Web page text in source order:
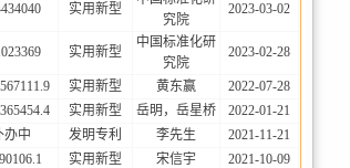
实用新型
究院
2023-03-02
实用新型
中国标准化研
究院
2023-02-28
实用新型 黄东赢
2022-07-28
实用新型 岳明，岳星桥
2022-01-21
办中 发明专利 李先生
2021-11-21
实用新型 宋信宇
2021-10-09